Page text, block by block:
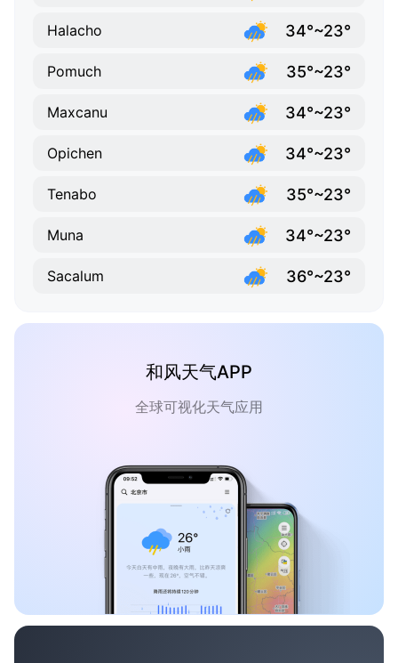
Halacho 34°~23°
Pomuch 35°~23°
Maxcanu 34°~23°
Opichen 34°~23°
Tenabo 35°~23°
Muna 34°~23°
Sacalum 36°~23°
和风天气APP
全球可视化天气应用